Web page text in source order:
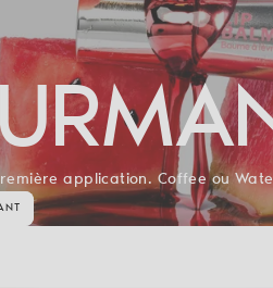
application. Coffee ou